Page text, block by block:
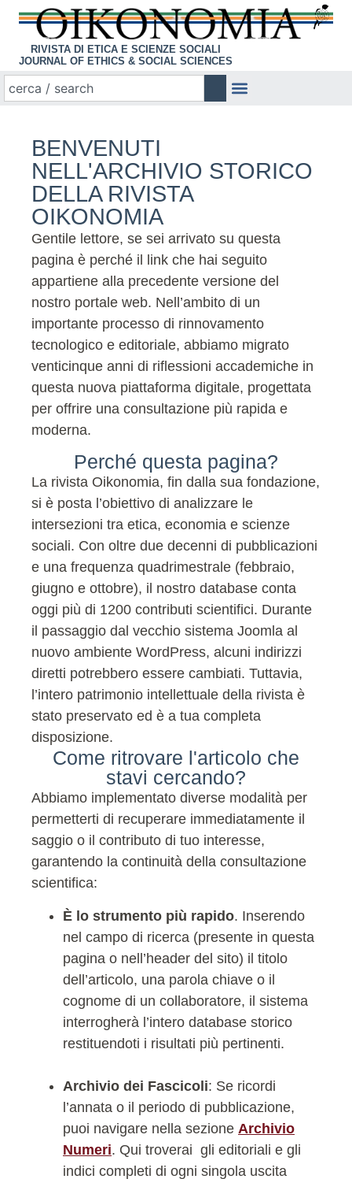
RIVISTA DI ETICA E SCIENZE SOCIALI
JOURNAL OF ETHICS & SOCIAL SCIENCES
BENVENUTI
NELL'ARCHIVIO STORICO
DELLA RIVISTA
OIKONOMIA
Gentile lettore, se sei arrivato su questa
pagina è perché il link che hai seguito
appartiene alla precedente versione del
nostro portale web. Nell’ambito di un
importante processo di rinnovamento
tecnologico e editoriale, abbiamo migrato
venticinque anni di riflessioni accademiche in
questa nuova piattaforma digitale, progettata
per offrire una consultazione più rapida e
moderna.
Perché questa pagina?
La rivista Oikonomia, fin dalla sua fondazione,
si è posta l’obiettivo di analizzare le
intersezioni tra etica, economia e scienze
sociali. Con oltre due decenni di pubblicazioni
e una frequenza quadrimestrale (febbraio,
giugno e ottobre), il nostro database conta
oggi più di 1200 contributi scientifici. Durante
il passaggio dal vecchio sistema Joomla al
nuovo ambiente WordPress, alcuni indirizzi
diretti potrebbero essere cambiati. Tuttavia,
l’intero patrimonio intellettuale della rivista è
stato preservato ed è a tua completa
disposizione.
Come ritrovare l'articolo che
stavi cercando?
Abbiamo implementato diverse modalità per
permetterti di recuperare immediatamente il
saggio o il contributo di tuo interesse,
garantendo la continuità della consultazione
scientifica:
È lo strumento più rapido. Inserendo
nel campo di ricerca (presente in questa
pagina o nell’header del sito) il titolo
dell’articolo, una parola chiave o il
cognome di un collaboratore, il sistema
interrogherà l’intero database storico
restituendoti i risultati più pertinenti.
Archivio dei Fascicoli: Se ricordi
l’annata o il periodo di pubblicazione,
puoi navigare nella sezione Archivio
Numeri. Qui troverai gli editoriali e gli
indici completi di ogni singola uscita